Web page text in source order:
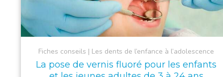
Fiches conseils Les dents de l’enfance à l’adolescence
La pose de vernis fluoré pour les enfants